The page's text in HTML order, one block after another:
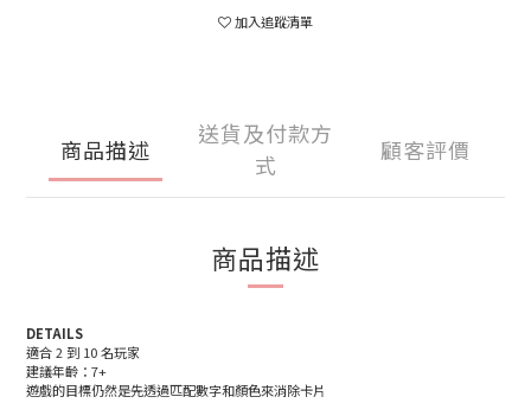
加入追蹤清單
商品描述
送貨及付款方
式
顧客評價
商品描述
DETAILS
適合 2 到 10 名玩家
建議年齡：7+
遊戲的目標仍然是先透過匹配數字和顏色來消除卡片